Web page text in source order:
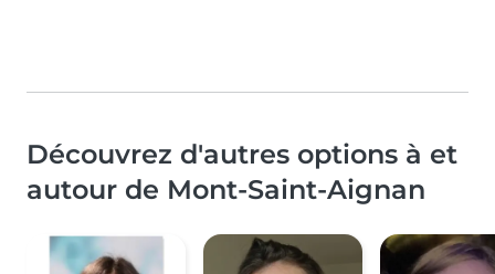
Découvrez d'autres options à et
autour de Mont-Saint-Aignan